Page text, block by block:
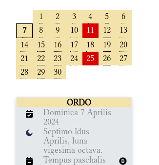
1 2 3 4 5
6
7
8 9 10 11 12
13
14
15 16 17 18 19
20
21
22 23 24 25 26
27
28
29 30
ORDO
Dominica 7 Aprilis
2024
Septimo Idus
Aprilis, luna
vigesima octava.
Tempus paschalis